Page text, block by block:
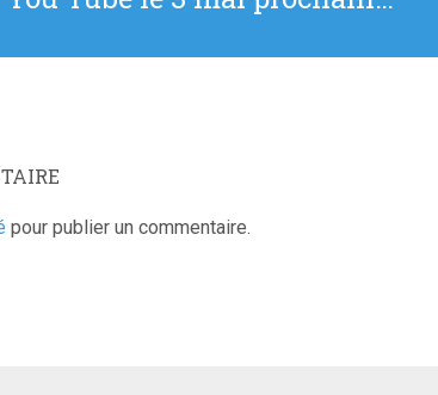
pour publier un commentaire.